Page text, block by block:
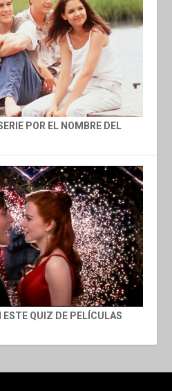
POR EL NOMBRE DEL
ESTE QUIZ DE PELÍCULAS